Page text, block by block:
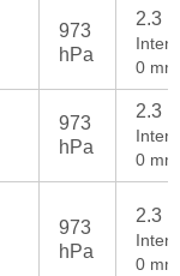
973
hPa
2.3
0
973
hPa
2.3
0
973
hPa
2.3
0